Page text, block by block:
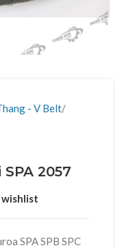
- V Belt
2057
SPA SPB SPC